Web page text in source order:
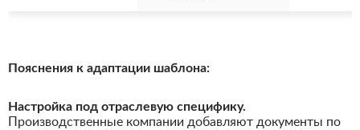
Пояснения к адаптации шаблона:
Настройка под отраслевую специфику.
Производственные компании добавляют документы по